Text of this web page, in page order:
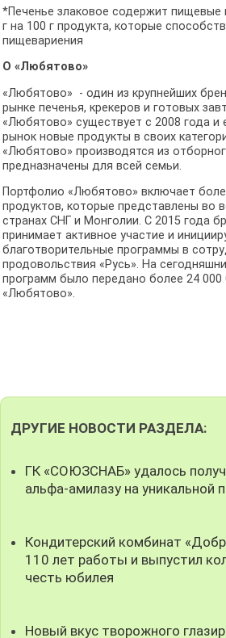
*Печенье злаковое содержит пищевые
г на 100 г продукта, которые
пищевариения
О «Любятово»
«Любятово» - один из крупнейших
рынке печенья, крекеров и готовых
«Любятово» существует с 2008 года
рынок новые продукты в своих
«Любятово» производятся из
предназначены для всей семьи.
Портфолио «Любятово» включает
продуктов, которые представлены во
странах СНГ и Монголии. С 2015 года
принимает активное участие и
благотворительные программы в
продовольствия «Русь». На
программ было передано более 24 000
«Любятово».
ДРУГИЕ НОВОСТИ РАЗДЕЛА:
ГК «СОЮЗСНАБ» удалось
альфа-амилазу на уникальной
Кондитерский комбинат
110 лет работы и выпустил
честь юбилея
Новый вкус творожного